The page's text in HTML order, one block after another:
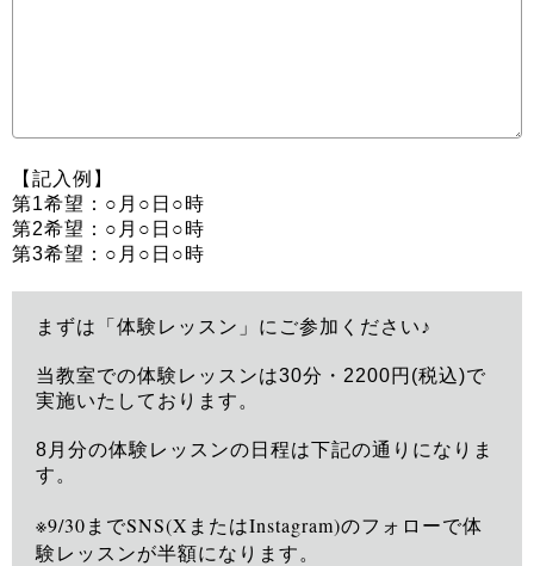
【記入例】
第1希望：○月○日○時
第2希望：○月○日○時
第3希望：○月○日○時
まずは「体験レッスン」にご参加ください♪
当教室での体験レッスンは30分・2200円(税込)で
実施いたしております。
8月分の体験レッスンの日程は下記の通りになりま
す。
※9/30までSNS(XまたはInstagram)のフォローで体
験レッスンが半額になります。